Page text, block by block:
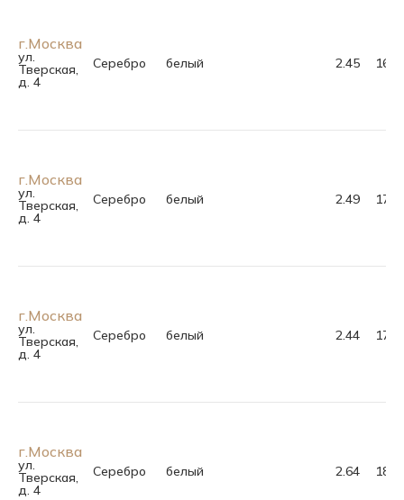
г.Москва
ул.
Тверская,
д. 4
Серебро белый 2.45 16.5
г.Москва
ул.
Тверская,
д. 4
Серебро белый 2.49 17.0
г.Москва
ул.
Тверская,
д. 4
Серебро белый 2.44 17.0
г.Москва
ул.
Тверская,
д. 4
Серебро белый 2.64 18.0